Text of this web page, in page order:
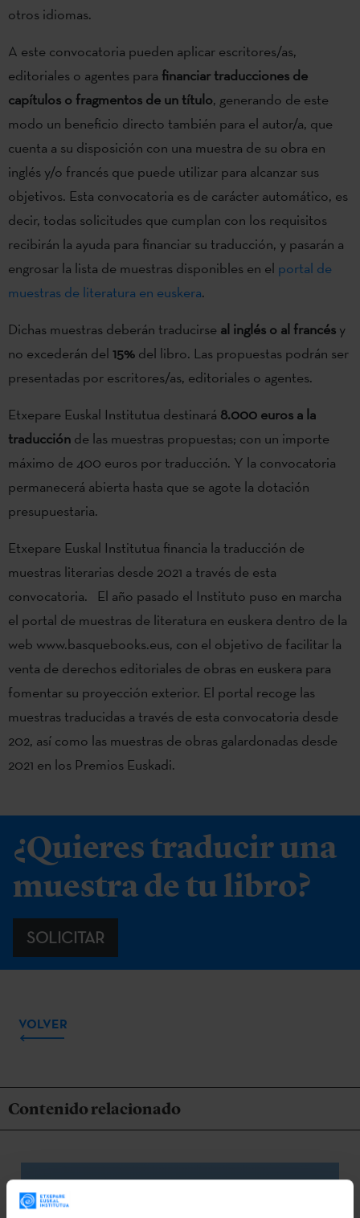
otros idiomas.
A este convocatoria pueden aplicar escritores/as,
editoriales o agentes para financiar traducciones de
capítulos o fragmentos de un título, generando de este
modo un beneficio directo también para el autor/a, que
cuenta a su disposición con una muestra de su obra en
inglés y/o francés que puede utilizar para alcanzar sus
objetivos. Esta convocatoria es de carácter automático, es
decir, todas solicitudes que cumplan con los requisitos
recibirán la ayuda para financiar su traducción, y pasarán a
engrosar la lista de muestras disponibles en el portal de
muestras de literatura en euskera.
Dichas muestras deberán traducirse al inglés o al francés y
no excederán del 15% del libro. Las propuestas podrán ser
presentadas por escritores/as, editoriales o agentes.
Etxepare Euskal Institutua destinará 8.000 euros a la
traducción de las muestras propuestas; con un importe
máximo de 400 euros por traducción. Y la convocatoria
permanecerá abierta hasta que se agote la dotación
presupuestaria.
Etxepare Euskal Institutua financia la traducción de
muestras literarias desde 2021 a través de esta
convocatoria. El año pasado el Instituto puso en marcha
el portal de muestras de literatura en euskera dentro de la
web www.basquebooks.eus, con el objetivo de facilitar la
venta de derechos editoriales de obras en euskera para
fomentar su proyección exterior. El portal recoge las
muestras traducidas a través de esta convocatoria desde
202, así como las muestras de obras galardonadas desde
2021 en los Premios Euskadi.
¿Quieres traducir una
muestra de tu libro?
SOLICITAR
VOLVER
Contenido relacionado